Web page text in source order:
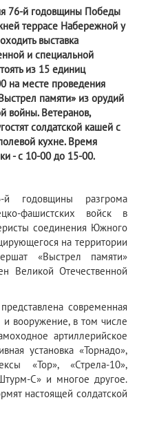
76-й годовщины Победы
террасе Набережной у
выставка
и специальной
из 15 единиц
на месте проведения
памяти» из орудий
войны. Ветеранов,
солдатской кашей с
кухне. Время
- с 10-00 до 15-00.
годовщины разгрома
фашистских войск в
соединения Южного
на территории
«Выстрел памяти»
Великой Отечественной
современная
и вооружение, в том числе
артиллерийское
установка «Торнадо»,
«Тор», «Стрела-10»,
С» и многое другое.
настоящей солдатской